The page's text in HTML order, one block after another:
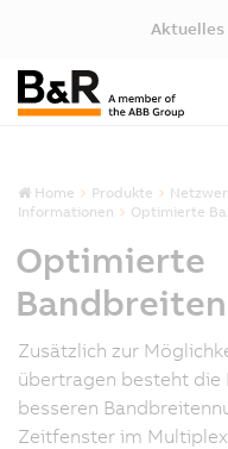
Aktuelles
Home Produkte
Informationen
Optimierte
Optimierte
Zusätzlich zur
übertragen besteht die
besseren
Zeitfenster im